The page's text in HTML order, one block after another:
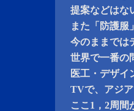
提案などはな
また「防護服
今のままでは
世界で一番の
医工・デザイ
TVで、アジ
ここ1，2周間